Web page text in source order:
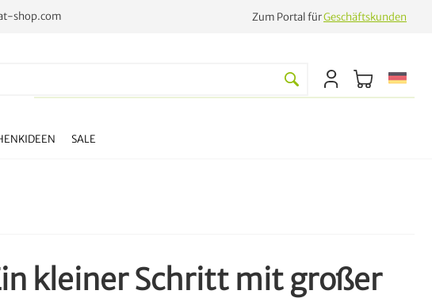
shop.com Zum Portal fürGeschäftskunden
SALE
kleiner Schritt mit großer